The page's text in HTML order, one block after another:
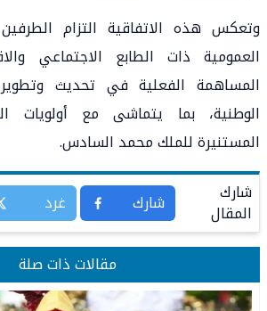
وتعكس هذه الاتفاقية التزام
العمومية ذات الطابع الاجتماعي
المساهمة الفعلية في تحديث
الوطنية، بما يتماشى مع أولويات
المستنيرة للملك محمد السادس.
شارك
المقال شارك غرد
مقالات ذات صلة